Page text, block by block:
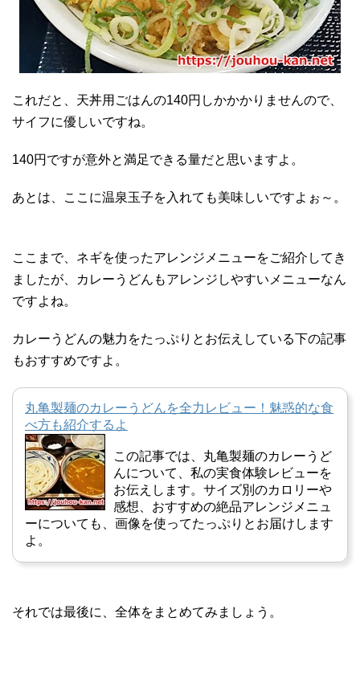
これだと、天丼用ごはんの140円しかかかりませんので、
サイフに優しいですね。
140円ですが意外と満足できる量だと思いますよ。
あとは、ここに温泉玉子を入れても美味しいですよぉ～。
ここまで、ネギを使ったアレンジメニューをご紹介してき
ましたが、カレーうどんもアレンジしやすいメニューなん
ですよね。
カレーうどんの魅力をたっぷりとお伝えしている下の記事
もおすすめですよ。
丸亀製麺のカレーうどんを全力レビュー！魅惑的な食
べ方も紹介するよ
この記事では、丸亀製麺のカレーうど
んについて、私の実食体験レビューを
お伝えします。サイズ別のカロリーや
感想、おすすめの絶品アレンジメニュ
ーについても、画像を使ってたっぷりとお届けします
よ。
それでは最後に、全体をまとめてみましょう。